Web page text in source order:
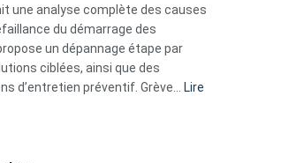
S330
eufy
une analyse complète des causes
du démarrage des
un dépannage étape par
ciblées, ainsi que des
d’entretien préventif. Grève…
Lire